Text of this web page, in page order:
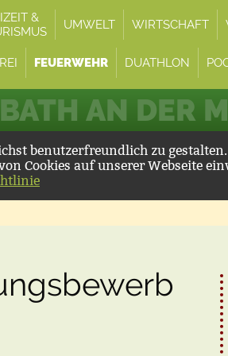
&
UMWELT WIRTSCHAFT
FEUERWEHR DUATHLON
AN DER
benutzerfreundlich zu
Cookies auf unserer Webseite